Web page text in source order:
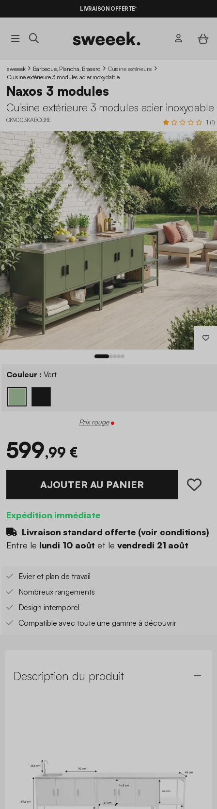
LIVRAISON OFFERTE*
sweeek Barbecue, Plancha, Brasero
Cuisine extérieure
Cuisine extérieure 3 modules acier inoxydable
Naxos 3 modules
Cuisine extérieure 3 modules acier inoxydable
OK9003KABCGRE 1 (1)
Couleur : Vert
Prix rouge
599,99 €
AJOUTER AU PANIER
Expédition immédiate
Livraison standard offerte (voir conditions)
Entre le lundi 10 août et le vendredi 21 août
Evier et plan de travail
Nombreux rangements
Design intemporel
Compatible avec toute une gamme à découvrir
Description du produit